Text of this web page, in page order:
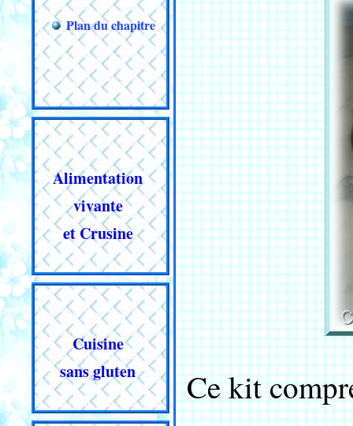
Plan du chapitre
Alimentation
vivante
et Crusine
Cuisine
sans gluten
Ce kit